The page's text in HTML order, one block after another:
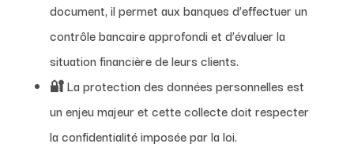
document, il permet aux banques d’effectuer un
contrôle bancaire approfondi et d’évaluer la
situation financière de leurs clients.
🔐 La protection des données personnelles est
un enjeu majeur et cette collecte doit respecter
la confidentialité imposée par la loi.